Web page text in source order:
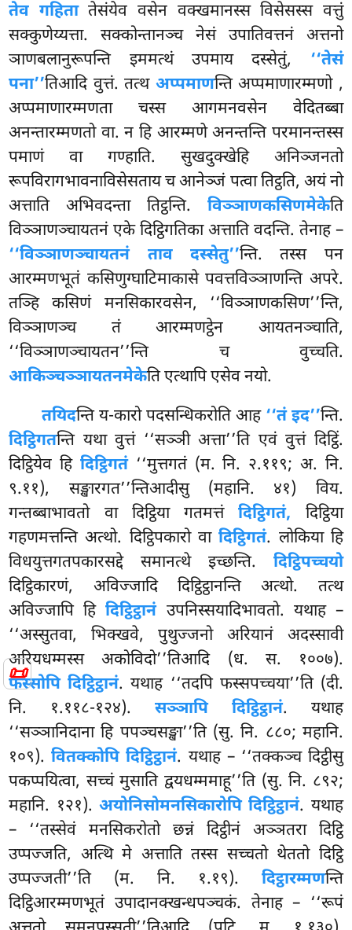
📜
तेव गहितातेसंयेव वसेन वक्खमानस्स विसेसस्स वत्तुं
सक्कुणेय्यत्ता. सक्कोन्तानञ्च नेसं उपातिवत्तनं अत्तनो
ञाणबलानुरूपन्ति इममत्थं उपमाय दस्सेतुं, ‘‘तेसं
पना’’तिआदि वुत्तं. तत्थ अप्पमाणन्ति अप्पमाणारम्मणो ,
अप्पमाणारम्मणता चस्स आगमनवसेन वेदितब्बा
अनन्तारम्मणतो वा. न हि आरम्मणे अनन्तन्ति परमानन्तस्स
पमाणं वा गण्हाति. सुखदुक्खेहि अनिञ्जनतो
रूपविरागभावनाविसेसताय च आनेञ्जं पत्वा तिट्ठति, अयं नो
अत्ताति अभिवदन्ता तिट्ठन्ति. विञ्ञाणकसिणमेकेति
विञ्ञाणञ्चायतनं एके दिट्ठिगतिका अत्ताति वदन्ति. तेनाह –
‘‘विञ्ञाणञ्चायतनं ताव दस्सेतु’’न्ति. तस्स पन
आरम्मणभूतं कसिणुग्घाटिमाकासे पवत्तविञ्ञाणन्ति अपरे.
तञ्हि कसिणं मनसिकारवसेन, ‘‘विञ्ञाणकसिण’’न्ति,
विञ्ञाणञ्च तं आरम्मणट्ठेन आयतनञ्चाति,
‘‘विञ्ञाणञ्चायतन’’न्ति च वुच्चति.
आकिञ्चञ्ञायतनमेकेति एत्थापि एसेव नयो.
तयिदन्ति य-कारो पदसन्धिकरोति आह ‘‘तं इद’’न्ति.
दिट्ठिगतन्ति यथा वुत्तं ‘‘सञ्ञी अत्ता’’ति एवं वुत्तं दिट्ठिं.
दिट्ठियेव हि दिट्ठिगतं‘‘मुत्तगतं (म. नि. २.११९; अ. नि.
९.११), सङ्खारगत’’न्तिआदीसु (महानि. ४१) विय.
गन्तब्बाभावतो वा दिट्ठिया गतमत्तंदिट्ठिगतं, दिट्ठिया
गहणमत्तन्ति अत्थो. दिट्ठिपकारो वादिट्ठिगतं. लोकिया हि
विधयुत्तगतपकारसद्दे समानत्थे इच्छन्ति. दिट्ठिपच्चयो
दिट्ठिकारणं, अविज्जादि दिट्ठिट्ठानन्ति अत्थो. तत्थ
अविज्जापि हिदिट्ठिट्ठानंउपनिस्सयादिभावतो. यथाह –
‘‘अस्सुतवा, भिक्खवे, पुथुज्जनो अरियानं अदस्सावी
अरियधम्मस्स अकोविदो’’तिआदि (ध. स. १००७).
फस्सोपि दिट्ठिट्ठानं. यथाह ‘‘तदपि फस्सपच्चया’’ति (दी.
नि. १.११८-१२४). सञ्ञापि दिट्ठिट्ठानं. यथाह
‘‘सञ्ञानिदाना हि पपञ्चसङ्खा’’ति (सु. नि. ८८०; महानि.
१०९).वितक्कोपि दिट्ठिट्ठानं. यथाह – ‘‘तक्कञ्च दिट्ठीसु
पकप्पयित्वा, सच्चं मुसाति द्वयधम्ममाहू’’ति (सु. नि. ८९२;
महानि. १२१). अयोनिसोमनसिकारोपि दिट्ठिट्ठानं. यथाह
– ‘‘तस्सेवं मनसिकरोतो छन्नं दिट्ठीनं अञ्ञतरा दिट्ठि
उप्पज्जति, अत्थि मे अत्ताति तस्स सच्चतो थेततो दिट्ठि
उप्पज्जती’’ति (म. नि. १.१९). दिट्ठारम्मणन्ति
दिट्ठिआरम्मणभूतं उपादानक्खन्धपञ्चकं. तेनाह – ‘‘रूपं